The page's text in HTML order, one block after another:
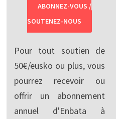
ABONNEZ-VOUS /
SOUTENEZ-NOUS
Pour tout soutien de
50€/eusko ou plus, vous
pourrez recevoir ou
offrir un abonnement
annuel d'Enbata à